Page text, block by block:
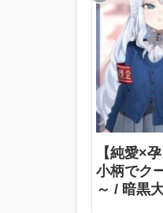
【純愛×
小柄でク
～ / 暗黒